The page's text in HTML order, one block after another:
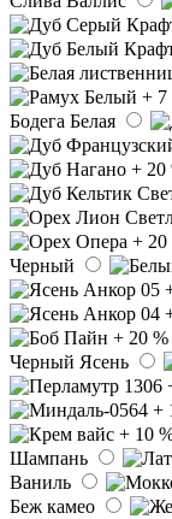
Бодега Белая
Черный
Черный Ясень
Шампань
Ваниль
Беж камео